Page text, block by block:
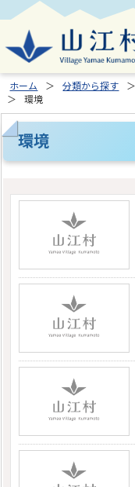
ホーム 分類から探す
環境
環境